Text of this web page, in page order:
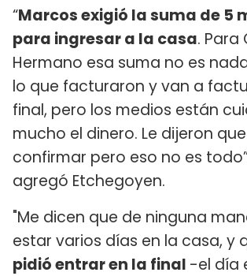
“Marcos exigió la suma de 5
para ingresar a la casa. Para
Hermano esa suma no es
lo que facturaron y van a
final, pero los medios están
mucho el dinero. Le dijeron
confirmar pero eso no es
agregó Etchegoyen.
"Me dicen que de ninguna
estar varios días en la casa, y
pidió entrar en la final -el día